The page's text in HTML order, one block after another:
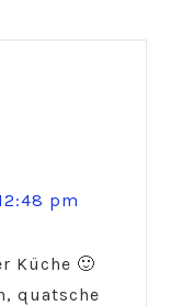
pm
Küche 🙂
quatsche